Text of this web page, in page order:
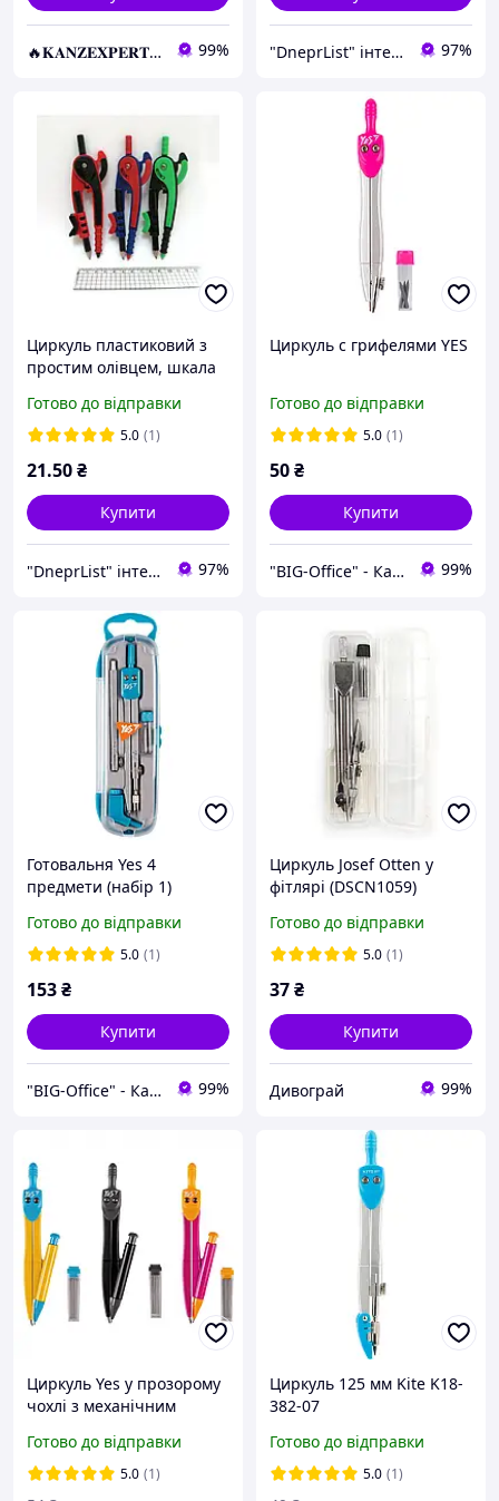
🔥𝐊𝐀𝐍𝐙𝐄𝐗𝐏𝐄𝐑𝐓.com.ua🔥 99% "DneprList" інтернет магазин 97%
Циркуль пластиковий з
простим олівцем, шкала
Готово до відправки
5.0 (1)
21.50₴
Купити
"DneprList" інтернет магазин 97%
Циркуль с грифелями YES
Готово до відправки
5.0 (1)
50₴
Купити
"BIG-Office" - Канцтовари, рюкзаки та товари для творчості! 99%
Готовальня Yes 4
предмети (набір 1)
Готово до відправки
5.0 (1)
153₴
Купити
"BIG-Office" - Канцтовари, рюкзаки та товари для творчості! 99%
Циркуль Josef Otten у
фітлярі (DSCN1059)
Готово до відправки
5.0 (1)
37₴
Купити
Дивограй 99%
Циркуль Yes у прозорому
чохлі з механічним
грифелями 220092
Готово до відправки
5.0 (1)
Циркуль 125 мм Kite K18-
382-07
Готово до відправки
5.0 (1)